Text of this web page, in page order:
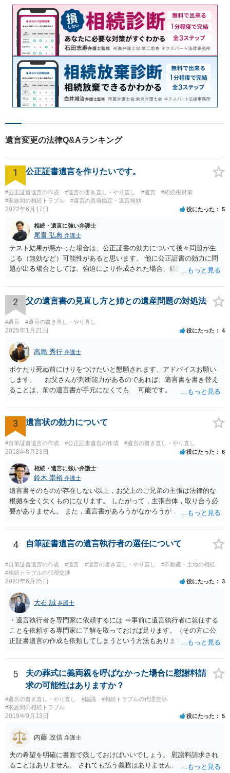
遺言変更の法律Q&Aランキング
1 公正証書遺言を作りたいです。
#公正証書遺言の作成 #遺言の書き直し・やり直し #遺言
#相続税対策
#家族間の相続トラブル
#遺言の真偽鑑定・遺言無効
2022年6月17日 役にたった 5
相続・遺言に強い弁護士
尾畠 弘典 弁護士
テスト結果が悪かった場合は、公正証書の効力について後々問題が生
じる（無効など）可能性があると思います。 他に公正証書の効力に問
題が出る場合としては、強迫により作成された場合、錯誤（勘違い）
すが、弁護士に作成を依頼する場合は、１０～数十万円程度になるケ
ースが多いと思います。 報酬体系は、弁護士ごとに異なりますので一
律の基準はありません。
2 父の遺言書の見直し方と姉との遺産問題の対処法
#遺言 #遺言の書き直し・やり直し
2025年1月21日 役にたった 4
高島 秀行 弁護士
ボケたり死ぬ前にけりをつけたいと懇願されます、アドバイスお願い
します。 お父さんが判断能力があるのであれば、遺言書を書き替え
ることは、前の遺言書が手元になくても 可能です。 将来遺言の効
してもらって 診断書を取得して、公証役場へ行って公正証書遺言を
作成するのがよいと思います。 将来争われることが見込まれること
から、弁護士に依頼して手続きを進めた方がよいと思います。
3 遺言状の効力について
#自筆証書遺言の作成 #公正証書遺言の作成 #遺言の書き直し・やり直し
2018年8月23日 役にたった 6
相続・遺言に強い弁護士
鈴木 崇裕 弁護士
遺言書そのものが存在しない以上，お父上のご兄弟の主張は法律的な
根拠を全く欠くものになります。 したがって，主張自体，取り合う必
要がありません。 また，遺言書があろうがなかろうが，お父上のご兄
ご回答にもありますが， 代理人弁護士をたてて，その弁護士から相手
方に対して， ・相続に関する主張は法的根拠がなく，一切応じないこ
ようであれば警察への通報や法的措置も辞さないこと などを記載した
書面を発送してもらうことがよろしいように思います。
4 自筆証書遺言の遺言執行者の選任について
#自筆証書遺言の作成 #遺言 #遺言の書き直し・やり直し
#不動産・土地の相続
#相続トラブルの代理交渉
2023年6月25日 役にたった 3
大石 誠 弁護士
・遺言執行者を専門家に依頼するには ⇒事前に遺言執行者に就任する
ことを依頼する専門家に了解を取っておけば足ります。（その方に公
正証書遺言の作成も依頼してしまうという方法もあります） 事前に了
ません。 遺言執行者に就任し、遺言執行が完了したときの報酬だけ、
弁護士費用としてかかります。 ・亡くなった際に、法務局に預けた自
筆証書遺言の存在を親族がなかったものにされる可能性 ⇒自筆の遺言
書を法務局に保管した場合、死亡後、法務局に遺言書の有無を照会す
ることになりますので、「法務局に預けた自筆証書遺言の存在を親族
がなかったもの」にすることはできません。 存在をなかったものにす
がありえますが、その予防方法は、遺言者と面談してみないと判断が
難しいです。
5
夫の葬式に義両親を呼ばなかった場合に慰謝料請
求の可能性はありますか？
#遺言の書き直し・やり直し #協議
#相続トラブルの代理交渉
#家族間の相続トラブル
2019年9月13日 役にたった 5
内藤 政信 弁護士
夫の希望を明確に書面で残しておけばいいでしょう。 慰謝料請求され
ることはありません。 されても払う義務はありません。